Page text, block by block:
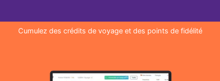
Cumulez des crédits de voyage et des points de fidélité